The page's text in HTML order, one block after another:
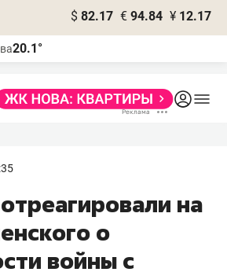
$ 82.17 € 94.84 ¥ 12.17
20.1°
на
о
войны с